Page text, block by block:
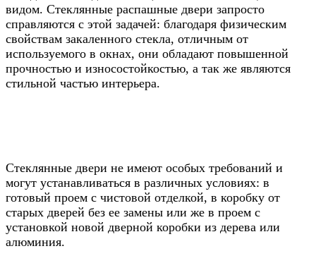
видом. Стеклянные распашные двери запросто
справляются с этой задачей: благодаря физическим
свойствам закаленного стекла, отличным от
используемого в окнах, они обладают повышенной
прочностью и износостойкостью, а так же являются
стильной частью интерьера.
Стеклянные двери не имеют особых требований и
могут устанавливаться в различных условиях: в
готовый проем с чистовой отделкой, в коробку от
старых дверей без ее замены или же в проем с
установкой новой дверной коробки из дерева или
алюминия.